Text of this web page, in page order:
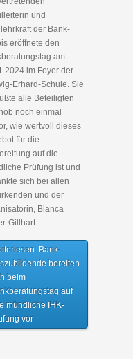
und
der Bank-
eröffnete den
am
im Foyer der
Erhard-Schule. Sie
alle Beteiligten
noch einmal
wie wertvoll dieses
für die
auf die
Prüfung ist und
sich bei allen
und der
Bianca
Gillhart.
Bank-
bereiten
beim
auf
mündliche IHK-
vor